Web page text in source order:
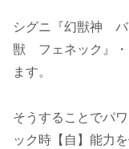
シグニ『幻獣神 バ
獣 フェネック』
ます。
そうすることでパ
ック時【自】能力